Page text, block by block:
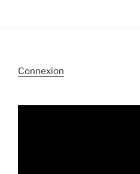
Connexion